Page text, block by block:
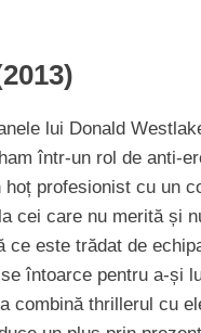
lui Donald
într-un rol de anti-
hoț profesionist cu un
cei care nu merită și
ce este trădat de
întoarce pentru a-și
combină thrillerul cu